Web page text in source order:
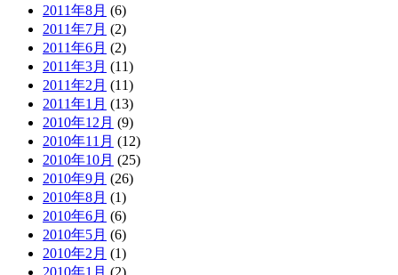
2011年8月 (6)
2011年7月 (2)
2011年6月 (2)
2011年3月 (11)
2011年2月 (11)
2011年1月 (13)
2010年12月 (9)
2010年11月 (12)
2010年10月 (25)
2010年9月 (26)
2010年8月 (1)
2010年6月 (6)
2010年5月 (6)
2010年2月 (1)
2010年1月 (2)